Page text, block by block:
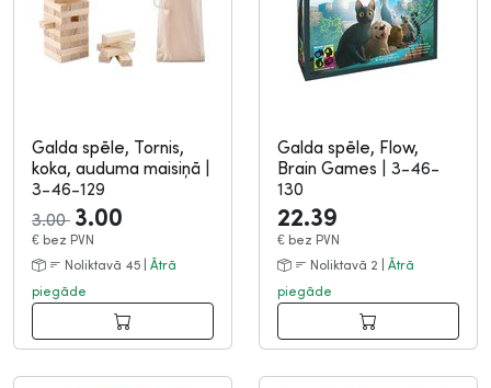
Galda spēle, Tornis,
koka, auduma maisiņā
3-46-129
3.00 3.00
€ bez PVN
Noliktavā 45 | Ātrā
piegāde
Galda spēle, Flow,
Brain Games
3-46-
130
22.39
€ bez PVN
Noliktavā 2 | Ātrā
piegāde